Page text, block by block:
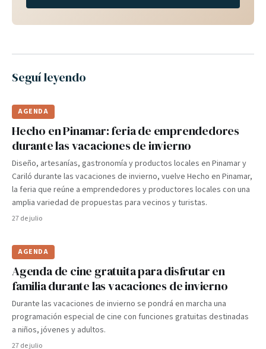
Seguí leyendo
AGENDA
Hecho en Pinamar: feria de emprendedores
durante las vacaciones de invierno
Diseño, artesanías, gastronomía y productos locales en Pinamar y
Cariló durante las vacaciones de invierno, vuelve Hecho en Pinamar,
la feria que reúne a emprendedores y productores locales con una
amplia variedad de propuestas para vecinos y turistas.
27 de julio
AGENDA
Agenda de cine gratuita para disfrutar en
familia durante las vacaciones de invierno
Durante las vacaciones de invierno se pondrá en marcha una
programación especial de cine con funciones gratuitas destinadas
a niños, jóvenes y adultos.
27 de julio